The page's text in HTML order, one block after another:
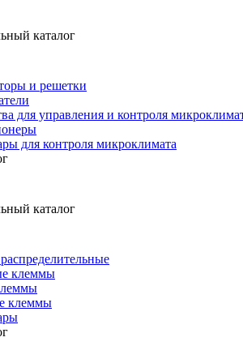
каталог
и решетки
для управления и контроля
для контроля микроклимата
каталог
клеммы
клеммы